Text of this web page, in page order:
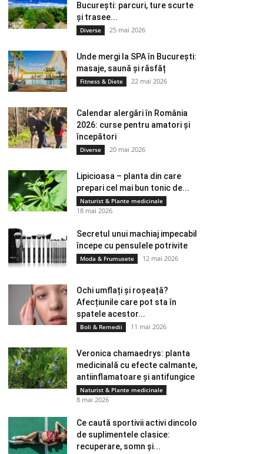
București: parcuri, ture scurte
și trasee...
Diverse 25 mai 2026
Unde mergi la SPA în București:
masaje, saună și răsfăț
Fitness & Diete 22 mai 2026
Calendar alergări în România
2026: curse pentru amatori și
începători
Diverse 20 mai 2026
Lipicioasa – planta din care
prepari cel mai bun tonic de...
Naturist & Plante medicinale
18 mai 2026
Secretul unui machiaj impecabil
începe cu pensulele potrivite
Moda & Frumusete 12 mai 2026
Ochi umflați și roșeață?
Afecțiunile care pot sta în
spatele acestor...
Boli & Remedii 11 mai 2026
Veronica chamaedrys: planta
medicinală cu efecte calmante,
antiinflamatoare și antifungice
Naturist & Plante medicinale
8 mai 2026
Ce caută sportivii activi dincolo
de suplimentele clasice:
recuperare, somn și...